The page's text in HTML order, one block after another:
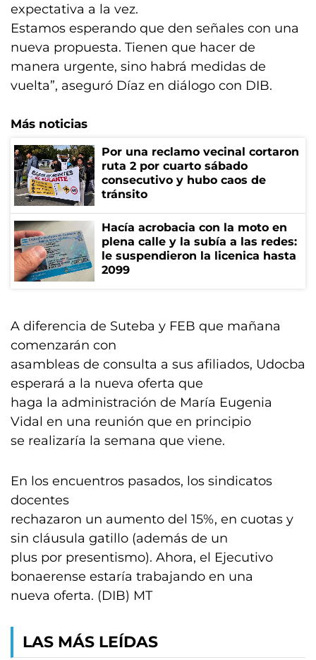
expectativa a la vez.
Estamos esperando que den señales con una
nueva propuesta. Tienen que hacer de
manera urgente, sino habrá medidas de
vuelta”, aseguró Díaz en diálogo con DIB.
Más noticias
Por una reclamo vecinal cortaron
ruta 2 por cuarto sábado
consecutivo y hubo caos de
tránsito
Hacía acrobacia con la moto en
plena calle y la subía a las redes:
le suspendieron la licenica hasta
2099
A diferencia de Suteba y FEB que mañana
comenzarán con
asambleas de consulta a sus afiliados, Udocba
esperará a la nueva oferta que
haga la administración de María Eugenia
Vidal en una reunión que en principio
se realizaría la semana que viene.
En los encuentros pasados, los sindicatos
docentes
rechazaron un aumento del 15%, en cuotas y
sin cláusula gatillo (además de un
plus por presentismo). Ahora, el Ejecutivo
bonaerense estaría trabajando en una
nueva oferta. (DIB) MT
LAS MÁS LEÍDAS